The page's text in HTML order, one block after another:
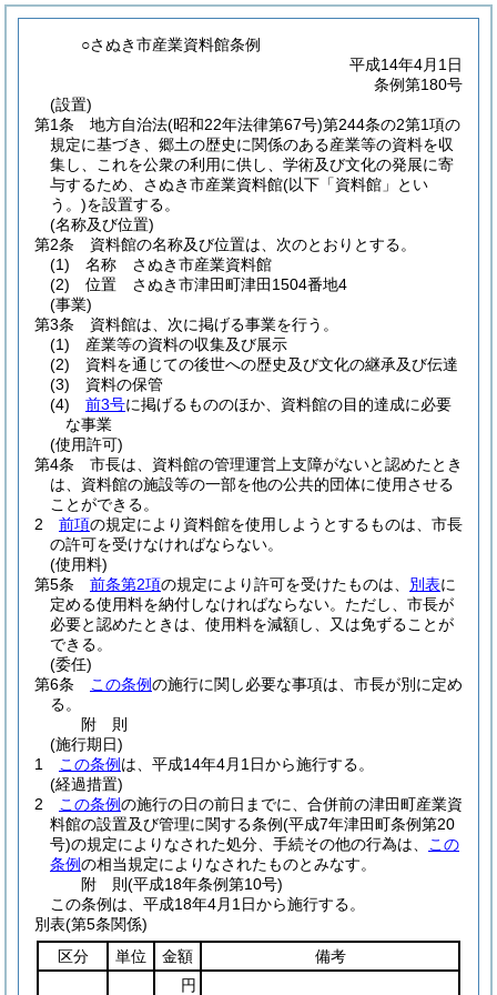
○さぬき市産業資料館条例
平成14年4月1日
条例第180号
(設置)
第1条
地方自治法(昭和22年法律第67号)第244条の2第1項の
規定に基づき、郷土の歴史に関係のある産業等の資料を収
集し、これを公衆の利用に供し、学術及び文化の発展に寄
与するため、さぬき市産業資料館(以下「資料館」とい
う。)を設置する。
(名称及び位置)
第2条
資料館の名称及び位置は、次のとおりとする。
(1)
名称 さぬき市産業資料館
(2)
位置 さぬき市津田町津田1504番地4
(事業)
第3条
資料館は、次に掲げる事業を行う。
(1)
産業等の資料の収集及び展示
(2)
資料を通じての後世への歴史及び文化の継承及び伝達
(3)
資料の保管
(4)
前3号に掲げるもののほか、資料館の目的達成に必要
な事業
(使用許可)
第4条
市長は、資料館の管理運営上支障がないと認めたとき
は、資料館の施設等の一部を他の公共的団体に使用させる
ことができる。
2
前項の規定により資料館を使用しようとするものは、市長
の許可を受けなければならない。
(使用料)
第5条
前条第2項の規定により許可を受けたものは、 別表に
定める使用料を納付しなければならない。 ただし、市長が
必要と認めたときは、使用料を減額し、又は免ずることが
できる。
(委任)
第6条
この条例の施行に関し必要な事項は、市長が別に定め
る。
附 則
(施行期日)
1
この条例 は、平成14年4月1日から施行する。
(経過措置)
2
この条例の施行の日の前日までに、合併前の津田町産業資
料館の設置及び管理に関する条例(平成7年津田町条例第20
号)の規定によりなされた処分、手続その他の行為は、
この
条例の相当規定によりなされたものとみなす。
附 則(平成18年条例第10号)
この条例は、平成18年4月1日から施行する。
別表(第5条関係)
区分
単位 金額
備考
円